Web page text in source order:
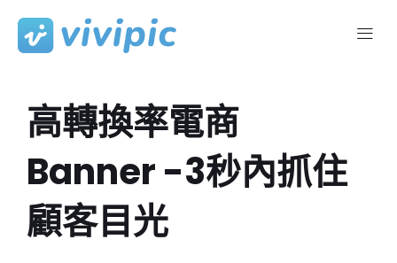
Skip
高轉換率電商
Banner -3秒內抓住
顧客目光